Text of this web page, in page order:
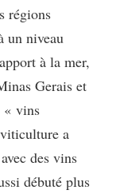
régions
un niveau
à la mer,
Gerais et
« vins
a
des vins
débuté plus